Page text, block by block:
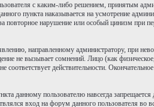
с каким-либо решением, принятым
пункта наказывается на усмотрение
повторное нарушение или особый цинизм при
направленному администратору, при
не вызывает сомнений. Лицо (как
действительности.
данному пользователю навсегда
вход на форум данного пользователя во